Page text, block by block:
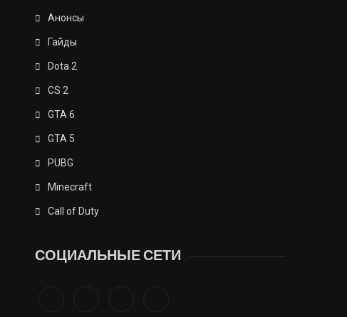
Анонсы
Гайды
Dota 2
CS 2
GTA 6
GTA 5
PUBG
Minecraft
Call of Duty
СОЦИАЛЬНЫЕ СЕТИ